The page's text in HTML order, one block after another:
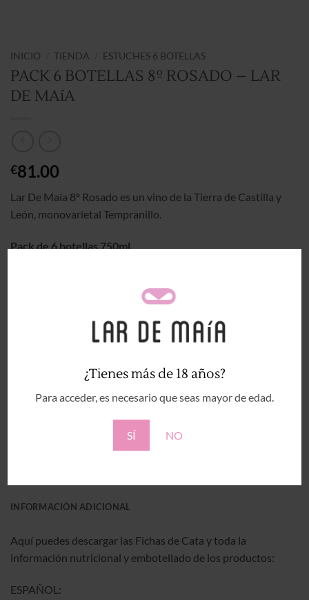
¿Tienes más de 18 años?
Para acceder, es necesario que seas mayor de edad.
SÍ NO
INICIO TIENDA ESTUCHES 6 BOTELLAS
PACK 6 BOTELLAS 8º ROSADO – LAR
DE MAíA
€81.00
Lar De Maía 8º Rosado es un vino de la Tierra de Castilla y
León, monovarietal Tempranillo.
Pack de 6 botellas 750ml
PACK 6 BOTELLAS 8º ROSADO - LAR DE MAíA cantidad
AÑADIR AL CARRITO
ESTUCHES 6 BOTELLAS ,ROSADO,TIENDA
INFORMACIÓN ADICIONAL
Aquí puedes descargar las Fichas de Cata y toda la
información nutricional y embotellado de los productos:
ESPAÑOL: